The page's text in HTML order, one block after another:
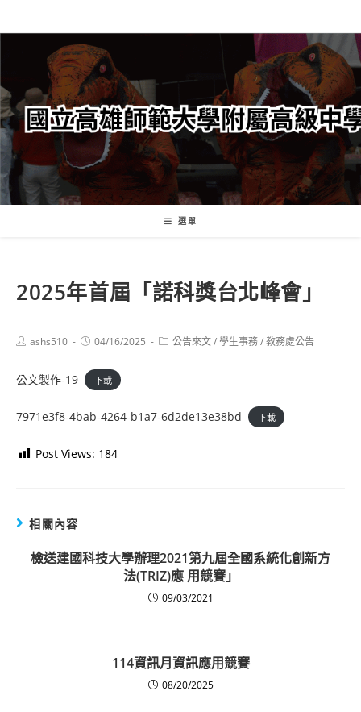
轉
要
內
容
選單
2025年首屆「諾科獎台北峰會」
Postashs510
Post04/16/2025
Post公告來文/學生事務/教務處公告
公文製作-19 下載
7971e3f8-4bab-4264-b1a7-6d2de13e38bd 下載
Post Views: 184
相關內容
檢送建國科技大學辦理2021第九屆全國系統化創新方
法(TRIZ)應 用競賽」
09/03/2021
114資訊月資訊應用競賽
08/20/2025